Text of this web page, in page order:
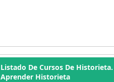
Listado De Cursos De
Aprender Historieta